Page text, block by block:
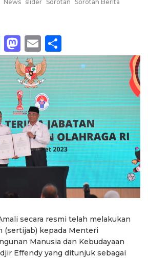
News slider Sorotan Sorotan Berita
Facebook
Mastodon
Email
secara resmi telah melakukan
(sertijab) kepada Menteri
Manusia dan Kebudayaan
Effendy yang ditunjuk sebagai